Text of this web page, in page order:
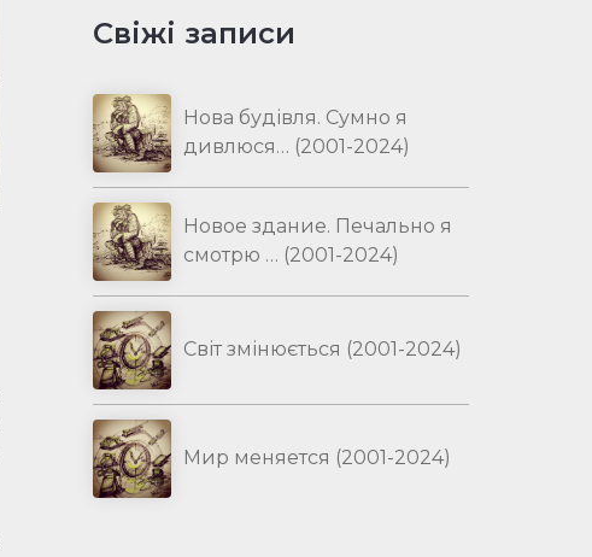
Свіжі записи
Нова будівля. Сумно я
дивлюся… (2001-2024)
Новое здание. Печально я
смотрю … (2001-2024)
Світ змінюється (2001-2024)
Мир меняется (2001-2024)